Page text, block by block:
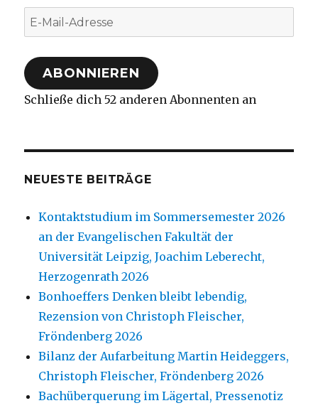
E-
Mail-
Adresse
ABONNIEREN
Schließe dich 52 anderen Abonnenten an
NEUESTE BEITRÄGE
Kontaktstudium im Sommersemester 2026
an der Evangelischen Fakultät der
Universität Leipzig, Joachim Leberecht,
Herzogenrath 2026
Bonhoeffers Denken bleibt lebendig,
Rezension von Christoph Fleischer,
Fröndenberg 2026
Bilanz der Aufarbeitung Martin Heideggers,
Christoph Fleischer, Fröndenberg 2026
Bachüberquerung im Lägertal, Pressenotiz